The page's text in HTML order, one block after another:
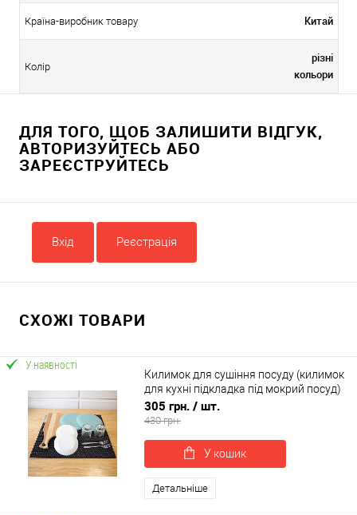
Країна-виробник товару Китай
Колір
різні
кольори
ДЛЯ ТОГО, ЩОБ ЗАЛИШИТИ ВІДГУК,
АВТОРИЗУЙТЕСЬ АБО
ЗАРЕЄСТРУЙТЕСЬ
Вхід Реєстрація
СХОЖІ ТОВАРИ
У наявності
Килимок для сушіння посуду (килимок
для кухні підкладка під мокрий посуд)
60х50 см OSPORT (R-00055)
305 грн. / шт.
430 грн.
У кошик
Детальніше